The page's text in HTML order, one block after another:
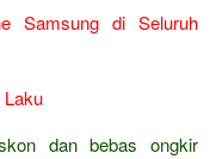
Samsung di Seluruh
Laku
dan bebas ongkir